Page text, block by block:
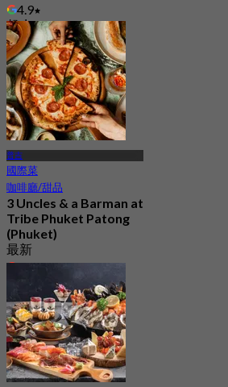
4.9
起฿ 699
普吉
國際菜
咖啡廳/甜品
3 Uncles & a Barman at
Tribe Phuket Patong
(Phuket)
最新
5.0
฿ 599